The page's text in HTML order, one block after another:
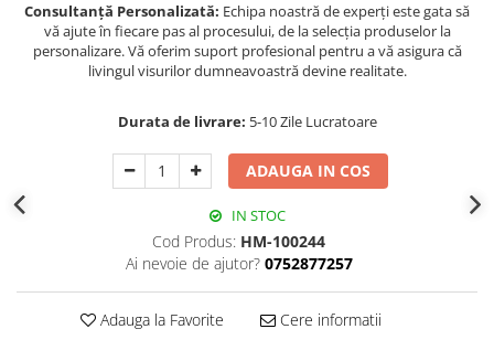
Consultanță Personalizată: Echipa noastră de experți este gata să
vă ajute în fiecare pas al procesului, de la selecția produselor la
personalizare. Vă oferim suport profesional pentru a vă asigura că
livingul visurilor dumneavoastră devine realitate.
Durata de livrare: 5-10 Zile Lucratoare
ADAUGA IN COS
IN STOC
Cod Produs: HM-100244
Ai nevoie de ajutor? 0752877257
Adauga la Favorite Cere informatii